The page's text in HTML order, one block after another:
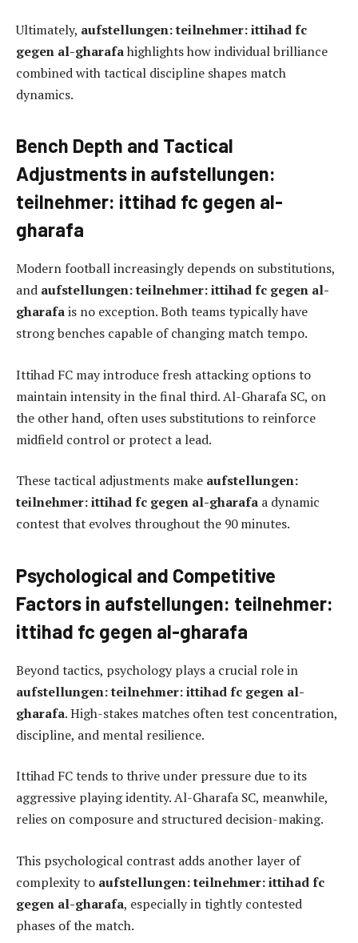
Ultimately, aufstellungen: teilnehmer: ittihad fc
gegen al-gharafahighlights how individual brilliance
combined with tactical discipline shapes match
dynamics.
Bench Depth and Tactical
Adjustments in aufstellungen:
teilnehmer: ittihad fc gegen al-
gharafa
Modern football increasingly depends on substitutions,
and aufstellungen: teilnehmer: ittihad fc gegen al-
gharafais no exception. Both teams typically have
strong benches capable of changing match tempo.
Ittihad FC may introduce fresh attacking options to
maintain intensity in the final third. Al-Gharafa SC, on
the other hand, often uses substitutions to reinforce
midfield control or protect a lead.
These tactical adjustments make aufstellungen:
teilnehmer: ittihad fc gegen al-gharafa a dynamic
contest that evolves throughout the 90 minutes.
Psychological and Competitive
Factors in aufstellungen: teilnehmer:
ittihad fc gegen al-gharafa
Beyond tactics, psychology plays a crucial role in
aufstellungen: teilnehmer: ittihad fc gegen al-
gharafa. High-stakes matches often test concentration,
discipline, and mental resilience.
Ittihad FC tends to thrive under pressure due to its
aggressive playing identity. Al-Gharafa SC, meanwhile,
relies on composure and structured decision-making.
This psychological contrast adds another layer of
complexity to aufstellungen: teilnehmer: ittihad fc
gegen al-gharafa, especially in tightly contested
phases of the match.